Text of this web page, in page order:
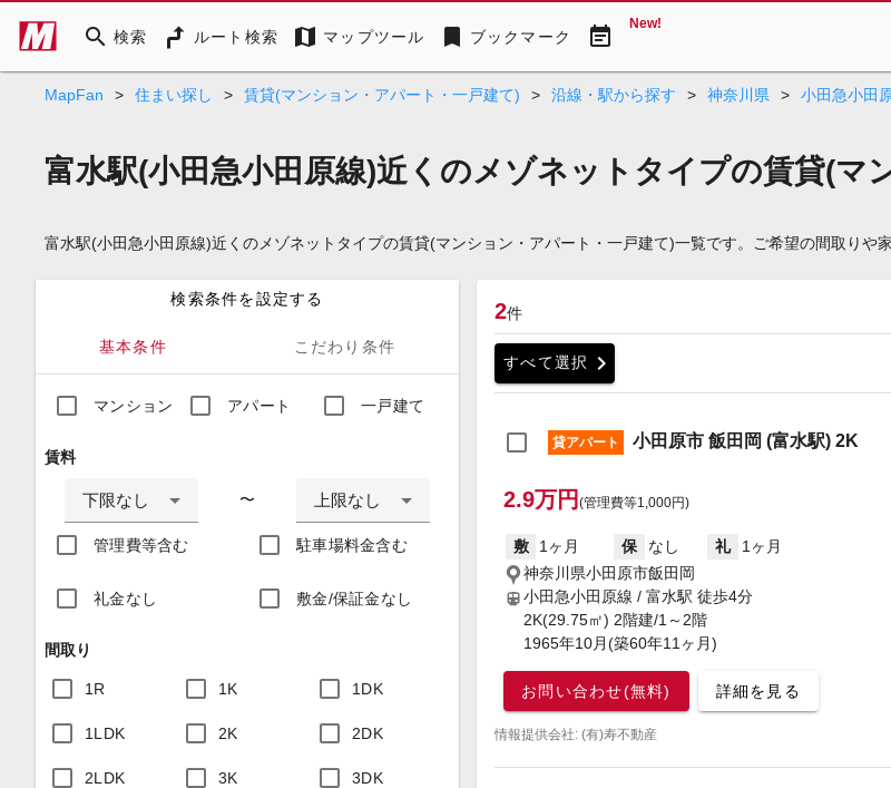
search 検索 ルート検索 map マップツール bookmark ブックマーク event_note New!
MapFan > 住まい探し > 賃貸(マンション・アパート・一戸建て) > 沿線・駅から探す > 神奈川県 > 小田急小田
富水駅(小田急小田原線)近くのメゾネットタイプの賃貸(マ
富水駅(小田急小田原線)近くのメゾネットタイプの賃貸(マンション・アパート・一戸建て)一覧です。ご希望の間取りや
検索条件を設定する
基本条件 こだわり条件
マンション アパート 一戸建て
賃料
下限なし 〜 上限なし
管理費等含む 駐車場料金含む
礼金なし 敷金/保証金なし
間取り
1R 1K 1DK
1LDK 2K 2DK
2LDK 3K 3DK
2件
すべて選択 chevron_right
貸アパート 小田原市 飯田岡 (富水駅) 2K
2.9万円 (管理費等1,000円)
敷 1ヶ月 保 なし 礼
1ヶ月
神奈川県小田原市飯田岡
小田急小田原線 / 富水駅 徒歩4分
2K(29.75㎡) 2階建/1～2階
1965年10月(築60年11ヶ月)
お問い合わせ(無料) 詳細を見る
情報提供会社: (有)寿不動産